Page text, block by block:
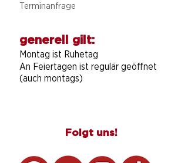
Terminanfrage
generell gilt:
Montag ist Ruhetag
An Feiertagen ist regulär geöffnet
(auch montags)
Folgt uns!